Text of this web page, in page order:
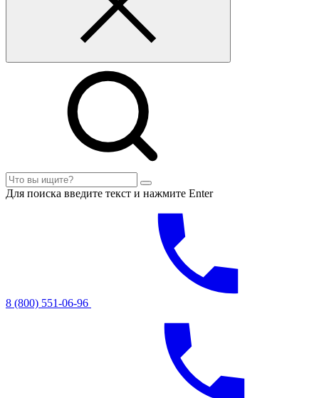
Для поиска введите текст и нажмите Enter
8 (800) 551-06-96